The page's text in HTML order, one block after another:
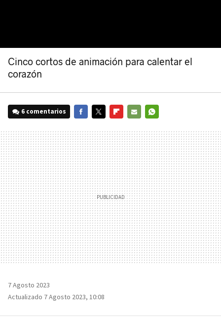
Cinco cortos de animación para calentar el
corazón
6 comentarios
MAIL
7 Agosto 2023
Actualizado 7 Agosto 2023, 10:08